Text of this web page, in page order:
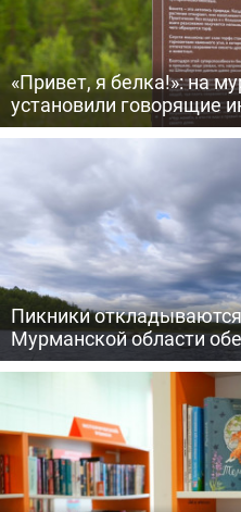
«Привет, я белка!»: на
установили говорящие
Пикники
Мурманской области